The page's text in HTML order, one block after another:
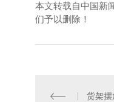
本文转载自中国新
们予以删除！
货架摆